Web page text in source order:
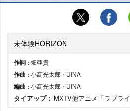
未体験HORIZON
作詞 : 畑亜貴
作曲 : 小高光太郎・UiNA
編曲 : 小高光太郎・UiNA
タイアップ : MXTV他アニメ「ラブラ